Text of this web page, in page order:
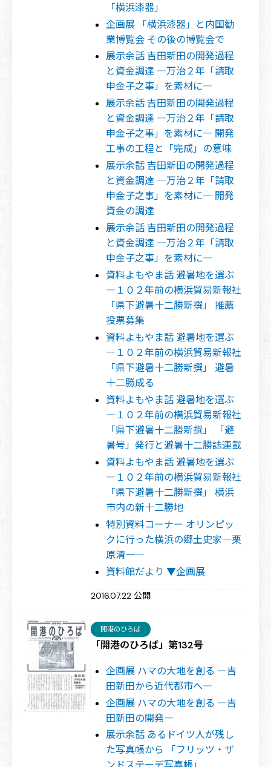
「横浜漆器」
企画展 「横浜漆器」と内国勧
業博覧会 その後の博覧会で
展示余話 吉田新田の開発過程
と資金調達 ―万治２年「請取
申金子之事」を素材に―
展示余話 吉田新田の開発過程
と資金調達 ―万治２年「請取
申金子之事」を素材に― 開発
工事の工程と「完成」の意味
展示余話 吉田新田の開発過程
と資金調達 ―万治２年「請取
申金子之事」を素材に― 開発
資金の調達
展示余話 吉田新田の開発過程
と資金調達 ―万治２年「請取
申金子之事」を素材に―
資料よもやま話 避暑地を選ぶ
―１０２年前の横浜貿易新報社
「県下避暑十二勝新撰」 推薦
投票募集
資料よもやま話 避暑地を選ぶ
―１０２年前の横浜貿易新報社
「県下避暑十二勝新撰」 避暑
十二勝成る
資料よもやま話 避暑地を選ぶ
―１０２年前の横浜貿易新報社
「県下避暑十二勝新撰」 「避
暑号」発行と避暑十二勝誌連載
資料よもやま話 避暑地を選ぶ
―１０２年前の横浜貿易新報社
「県下避暑十二勝新撰」 横浜
市内の新十二勝地
特別資料コーナー オリンピッ
クに行った横浜の郷土史家―栗
原清一―
資料館だより ▼企画展
2016.07.22 公開
「開港のひろば」第132号
開港のひろば
企画展 ハマの大地を創る ―吉
田新田から近代都市へ―
企画展 ハマの大地を創る ―吉
田新田の開発―
展示余話 あるドイツ人が残し
た写真帳から 「フリッツ・ザ